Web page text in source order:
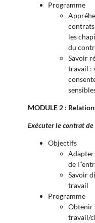
Programme
les
du
Savoir
travail :
MODULE 2 :
Exécuter le contrat
Objectifs
Adapter
de
Savoir
travail
Programme
Obtenir
travail/